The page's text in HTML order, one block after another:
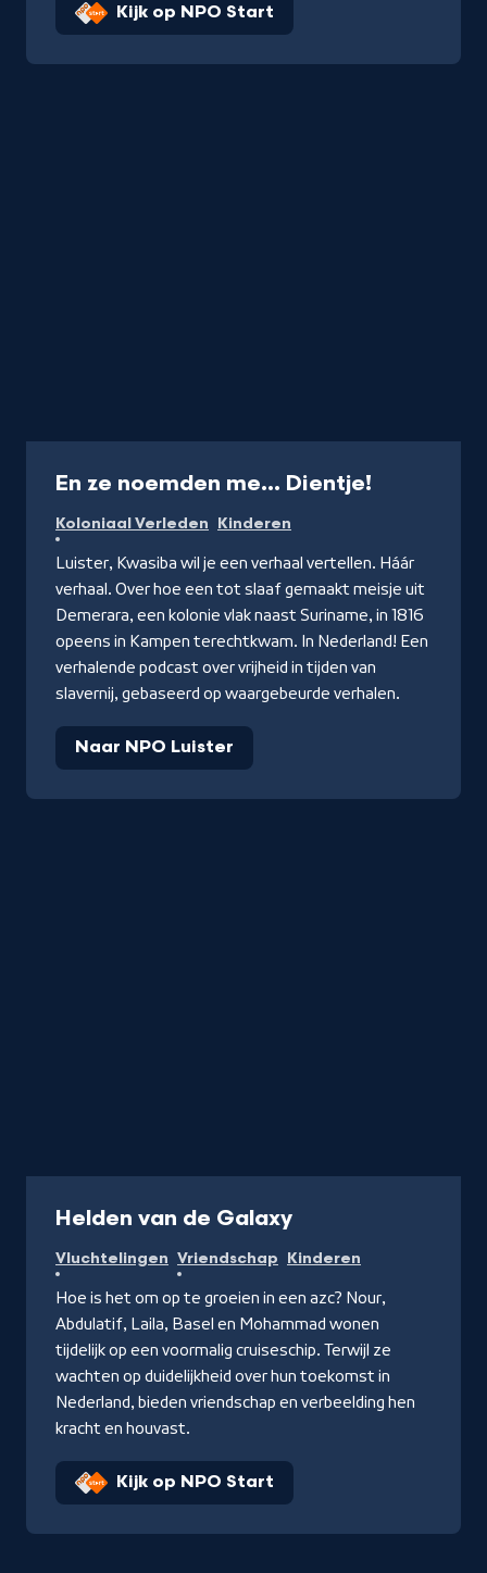
Kijk op NPO Start
En ze noemden me... Dientje!
Koloniaal Verleden Kinderen
Luister, Kwasiba wil je een verhaal vertellen. Háár
verhaal. Over hoe een tot slaaf gemaakt meisje uit
Demerara, een kolonie vlak naast Suriname, in 1816
opeens in Kampen terechtkwam. In Nederland! Een
verhalende podcast over vrijheid in tijden van
slavernij, gebaseerd op waargebeurde verhalen.
Naar NPO Luister
Helden van de Galaxy
Vluchtelingen Vriendschap Kinderen
Hoe is het om op te groeien in een azc? Nour,
Abdulatif, Laila, Basel en Mohammad wonen
tijdelijk op een voormalig cruiseschip. Terwijl ze
wachten op duidelijkheid over hun toekomst in
Nederland, bieden vriendschap en verbeelding hen
kracht en houvast.
Kijk op NPO Start